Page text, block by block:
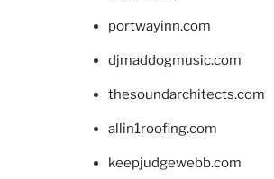
portwayinn.com
djmaddogmusic.com
thesoundarchitects.com
allin1roofing.com
keepjudgewebb.com